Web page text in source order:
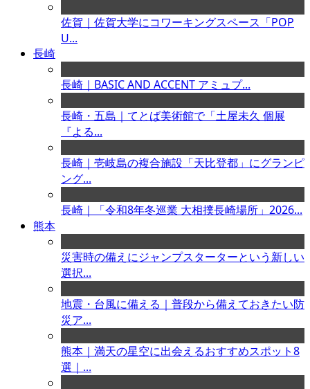
佐賀｜佐賀大学にコワーキングスペース「POP
U...
長崎
長崎｜BASIC AND ACCENT アミュプ...
長崎・五島｜てとば美術館で「土屋未久 個展
『よる...
長崎｜壱岐島の複合施設「天比登都」にグランピ
ング...
長崎｜「令和8年冬巡業 大相撲長崎場所」2026...
熊本
災害時の備えにジャンプスターターという新しい
選択...
地震・台風に備える｜普段から備えておきたい防
災ア...
熊本｜満天の星空に出会えるおすすめスポット8
選｜...